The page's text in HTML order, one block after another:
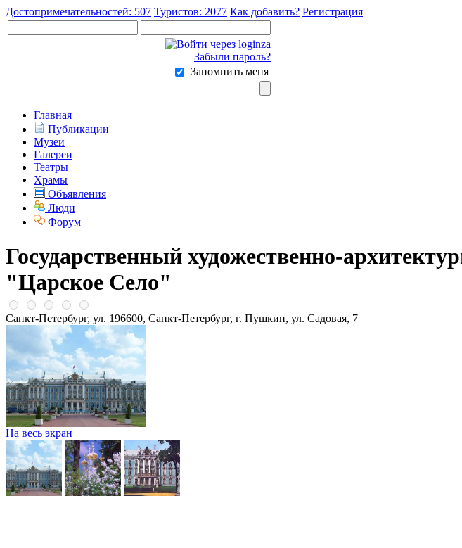
Достопримечательностей: 507 Туристов: 2077 Как добавить? Регистрация
Забыли пароль?
Запомнить меня
Главная
Публикации
Музеи
Галереи
Театры
Храмы
Объявления
Люди
Форум
Государственный художественно-
"Царское Село"
Санкт-Петербург, ул. 196600, Санкт-Петербург, г. Пушкин, ул. Садовая, 7
На весь экран